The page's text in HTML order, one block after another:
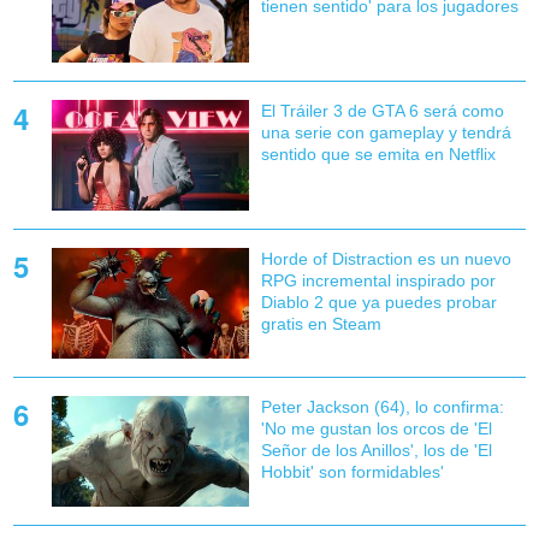
tienen sentido' para los jugadores
El Tráiler 3 de GTA 6 será como
una serie con gameplay y tendrá
sentido que se emita en Netflix
Horde of Distraction es un nuevo
RPG incremental inspirado por
Diablo 2 que ya puedes probar
gratis en Steam
Peter Jackson (64), lo confirma:
'No me gustan los orcos de 'El
Señor de los Anillos', los de 'El
Hobbit' son formidables'